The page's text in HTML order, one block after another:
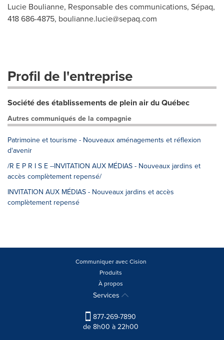
Lucie Boulianne, Responsable des communications, Sépaq,
418 686-4875, boulianne.lucie@sepaq.com
Profil de l'entreprise
Société des établissements de plein air du Québec
Autres communiqués de la compagnie
Patrimoine et tourisme - Nouveaux aménagements et réflexion
d'avenir
/R E P R I S E --INVITATION AUX MÉDIAS - Nouveaux jardins et
accès complètement repensé/
INVITATION AUX MÉDIAS - Nouveaux jardins et accès
complètement repensé
Communiquer avec Cision
Produits
À propos
Services
877-269-7890
de 8h00 à 22h00